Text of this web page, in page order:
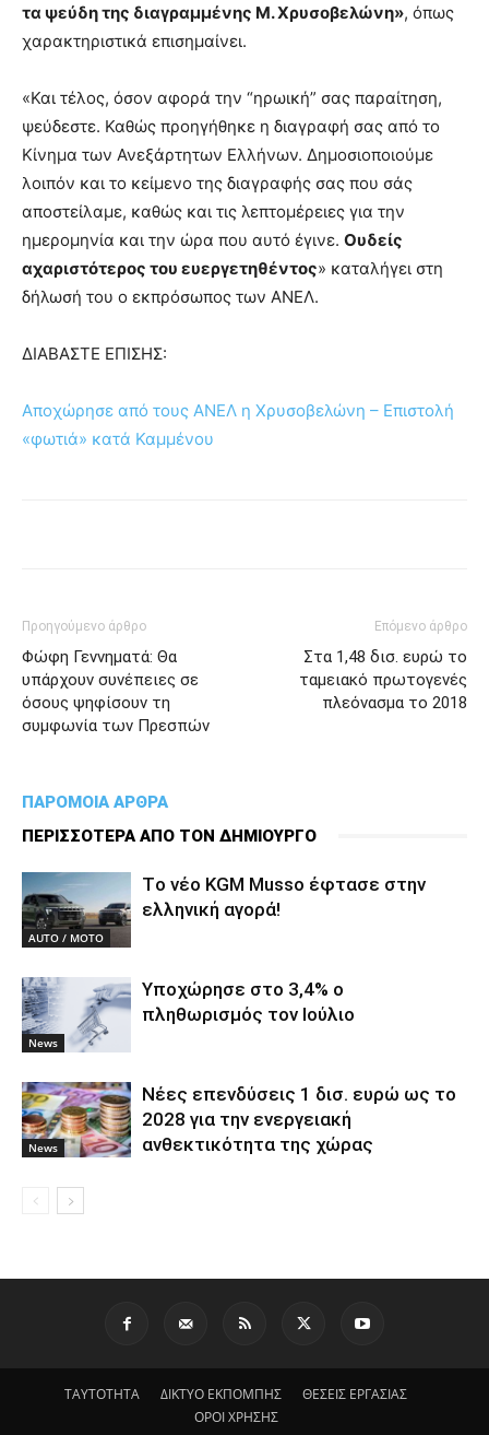
τα ψεύδη της διαγραμμένης Μ. Χρυσοβελώνη», όπως
χαρακτηριστικά επισημαίνει.
«Και τέλος, όσον αφορά την “ηρωική” σας παραίτηση,
ψεύδεστε. Καθώς προηγήθηκε η διαγραφή σας από το
Κίνημα των Ανεξάρτητων Ελλήνων. Δημοσιοποιούμε
λοιπόν και το κείμενο της διαγραφής σας που σάς
αποστείλαμε, καθώς και τις λεπτομέρειες για την
ημερομηνία και την ώρα που αυτό έγινε. Ουδείς
αχαριστότερος του ευεργετηθέντος» καταλήγει στη
δήλωσή του ο εκπρόσωπος των ΑΝΕΛ.
ΔΙΑΒΑΣΤΕ ΕΠΙΣΗΣ:
Αποχώρησε από τους ΑΝΕΛ η Χρυσοβελώνη – Επιστολή
«φωτιά» κατά Καμμένου
Προηγούμενο άρθρο
Φώφη Γεννηματά: Θα
υπάρχουν συνέπειες σε
όσους ψηφίσουν τη
συμφωνία των Πρεσπών
Επόμενο άρθρο
Στα 1,48 δισ. ευρώ το
ταμειακό πρωτογενές
πλεόνασμα το 2018
ΠΑΡΟΜΟΙΑ ΑΡΘΡΑ
ΠΕΡΙΣΣΟΤΕΡΑ ΑΠΟ ΤΟΝ ΔΗΜΙΟΥΡΓΟ
AUTO / MOTO
Tο νέο KGM Musso έφτασε στην
ελληνική αγορά!
News
Υποχώρησε στο 3,4% ο
πληθωρισμός τον Ιούλιο
News
Νέες επενδύσεις 1 δισ. ευρώ ως το
2028 για την ενεργειακή
ανθεκτικότητα της χώρας
ΤΑΥΤΟΤΗΤΑ ΔΙΚΤΥΟ ΕΚΠΟΜΠΗΣ
ΘΕΣΕΙΣ ΕΡΓΑΣΙΑΣ
ΟΡΟΙ ΧΡΗΣΗΣ